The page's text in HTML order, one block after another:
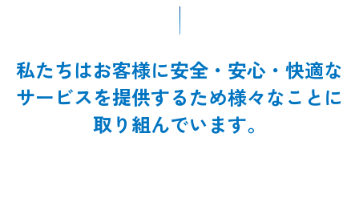
私たちはお客様に安全・安心・快適な
サービスを提供するため様々なことに
取り組んでいます。